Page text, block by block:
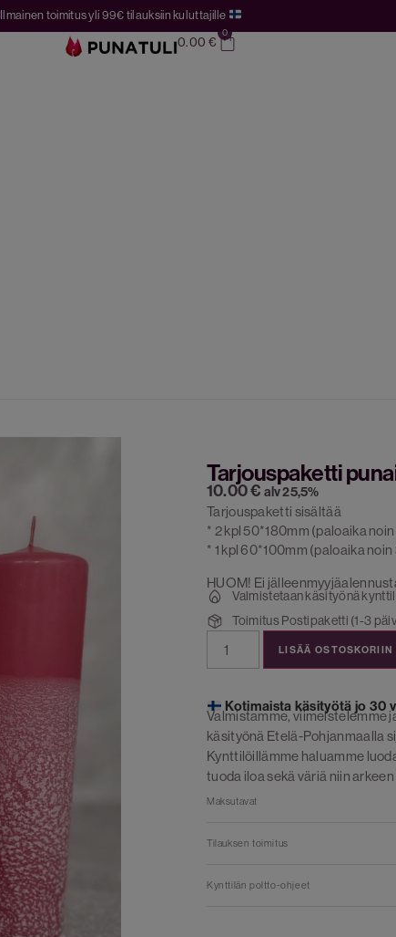
Ilmainen toimitus yli 99€ tilauksiin kuluttajille
0.00€
0
Tarjouspaketti
10.00€ alv 25,5%
Tarjouspaketti sisältää
* 2 kpl 50*180mm (paloaika
* 1 kpl 60*100mm (paloaika
HUOM! Ei
Valmistetaan käsityönä
Toimitus Postipaketti (1-3
LISÄÄ OSTOSKORIIN
Kotimaista käsityötä jo 30
Valmistamme, viimeistelemme
käsityönä Etelä-Pohjanmaalla
Kynttilöillämme haluamme
tuoda iloa sekä väriä niin
Maksutavat
Tilauksen toimitus
Kynttilän poltto-ohjeet